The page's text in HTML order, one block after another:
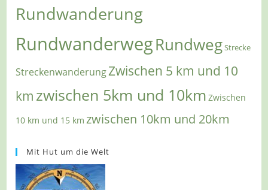
Rundwanderung
RundwanderwegRundwegStrecke
StreckenwanderungZwischen 5 km und 10
km zwischen 5km und 10km Zwischen
10 km und 15 km zwischen 10km und 20km
Mit Hut um die Welt